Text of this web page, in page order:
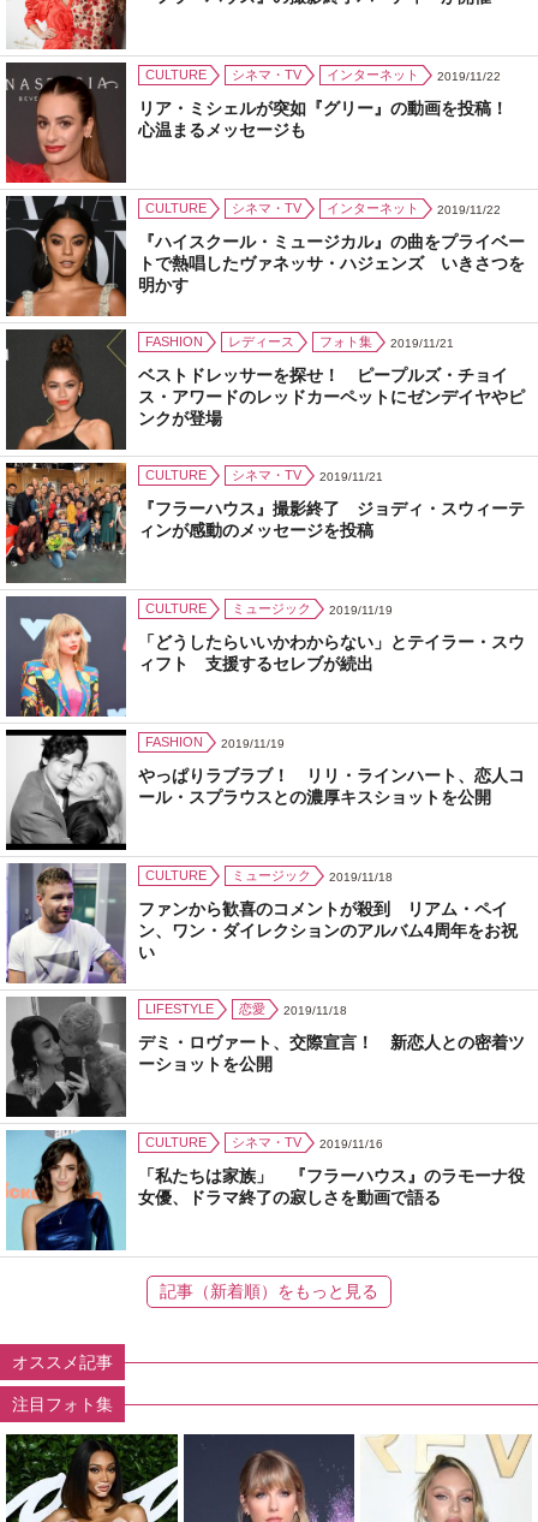
CULTURE シネマ・TV インターネット 2019/11/22
リア・ミシェルが突如『グリー』の動画を投稿！
心温まるメッセージも
CULTURE シネマ・TV インターネット 2019/11/22
『ハイスクール・ミュージカル』の曲をプライベー
トで熱唱したヴァネッサ・ハジェンズ いきさつを
明かす
FASHION レディース フォト集 2019/11/21
ベストドレッサーを探せ！ ピープルズ・チョイ
ス・アワードのレッドカーペットにゼンデイヤやピ
ンクが登場
CULTURE シネマ・TV 2019/11/21
『フラーハウス』撮影終了 ジョディ・スウィーテ
ィンが感動のメッセージを投稿
CULTURE ミュージック 2019/11/19
「どうしたらいいかわからない」とテイラー・スウ
ィフト 支援するセレブが続出
FASHION 2019/11/19
やっぱりラブラブ！ リリ・ラインハート、恋人コ
ール・スプラウスとの濃厚キスショットを公開
CULTURE ミュージック 2019/11/18
ファンから歓喜のコメントが殺到 リアム・ペイ
ン、ワン・ダイレクションのアルバム4周年をお祝
い
LIFESTYLE 恋愛 2019/11/18
デミ・ロヴァート、交際宣言！ 新恋人との密着ツ
ーショットを公開
CULTURE シネマ・TV 2019/11/16
「私たちは家族」 『フラーハウス』のラモーナ役
女優、ドラマ終了の寂しさを動画で語る
記事（新着順）をもっと見る
オススメ記事
注目フォト集